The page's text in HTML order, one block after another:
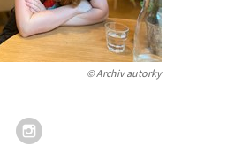
literatura Zdraví a životní styl
tituly © Archiv autorky